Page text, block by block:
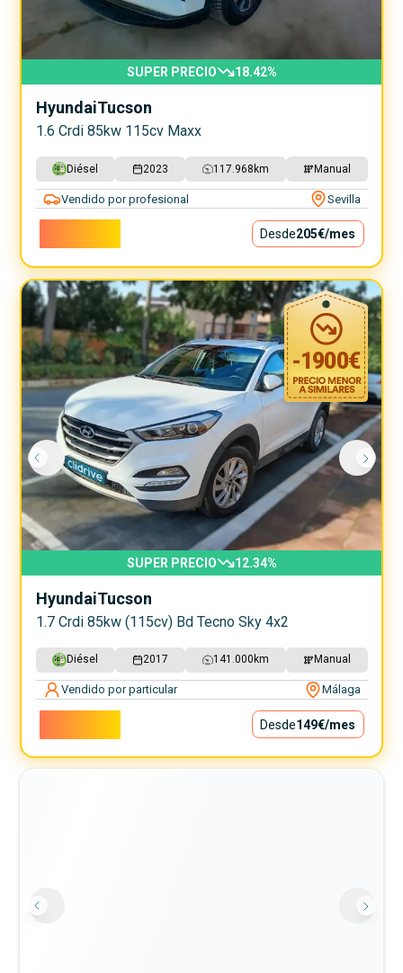
SUPER PRECIO 18.42%
HyundaiTucson
1.6 Crdi 85kw 115cv Maxx
Diésel 2023 117.968 km Manual
Vendido por profesional Sevilla
Desde205€/mes
-1900€
SUPER PRECIO 12.34%
HyundaiTucson
1.7 Crdi 85kw (115cv) Bd Tecno Sky 4x2
Diésel 2017 141.000 km Manual
Vendido por particular Málaga
Desde149€/mes